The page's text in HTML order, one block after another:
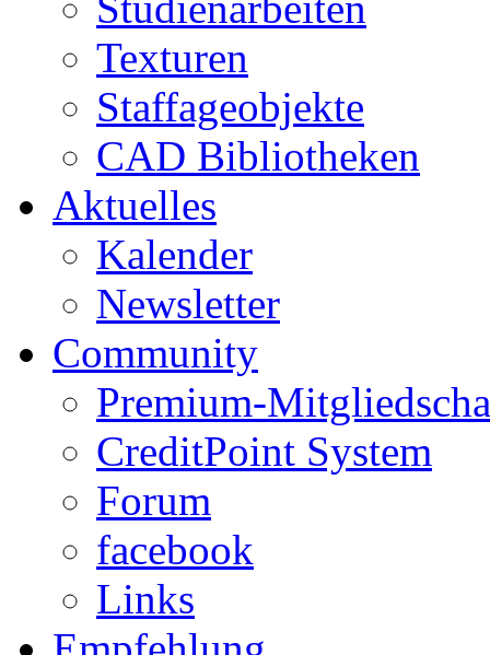
Texturen
Staffageobjekte
CAD Bibliotheken
Aktuelles
Kalender
Newsletter
Community
Premium-
CreditPoint System
Forum
facebook
Links